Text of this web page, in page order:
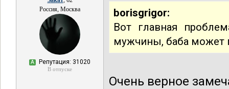
Россия, Москва
А Репутация: 31020
В отпуске
borisgrigor:
Вот главная
мужчины, баба может
Очень верное